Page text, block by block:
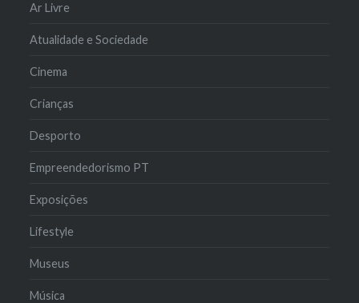
Ar Livre
Atualidade e Sociedade
Cinema
Crianças
Desporto
Empreendedorismo PT
Exposições
Lifestyle
Museus
Música